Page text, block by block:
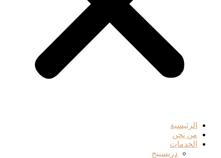
الرئيسية
من نحن
الخدمات
دريسينج